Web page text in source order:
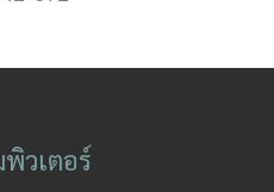
วเตอร์